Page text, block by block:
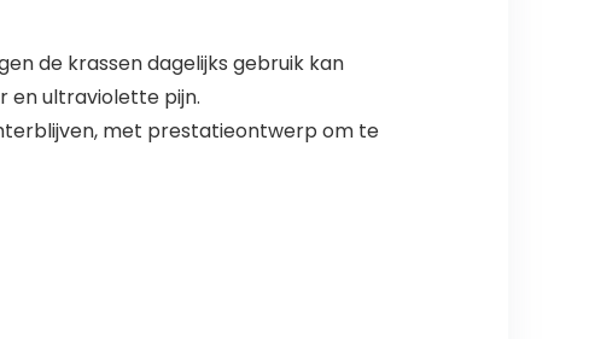
de krassen dagelijks gebruik kan
en ultraviolette pijn.
met prestatieontwerp om te